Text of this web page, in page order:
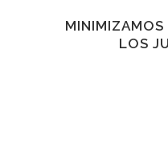
LOS